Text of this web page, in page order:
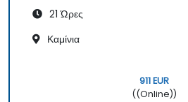
21 Ώρες
Καμίνια
911 EUR
((Online))